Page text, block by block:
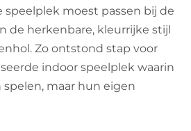
speelplek moest passen bij de
de herkenbare, kleurrijke stijl
Zo ontstond stap voor
indoor speelplek waarin
maar hun eigen